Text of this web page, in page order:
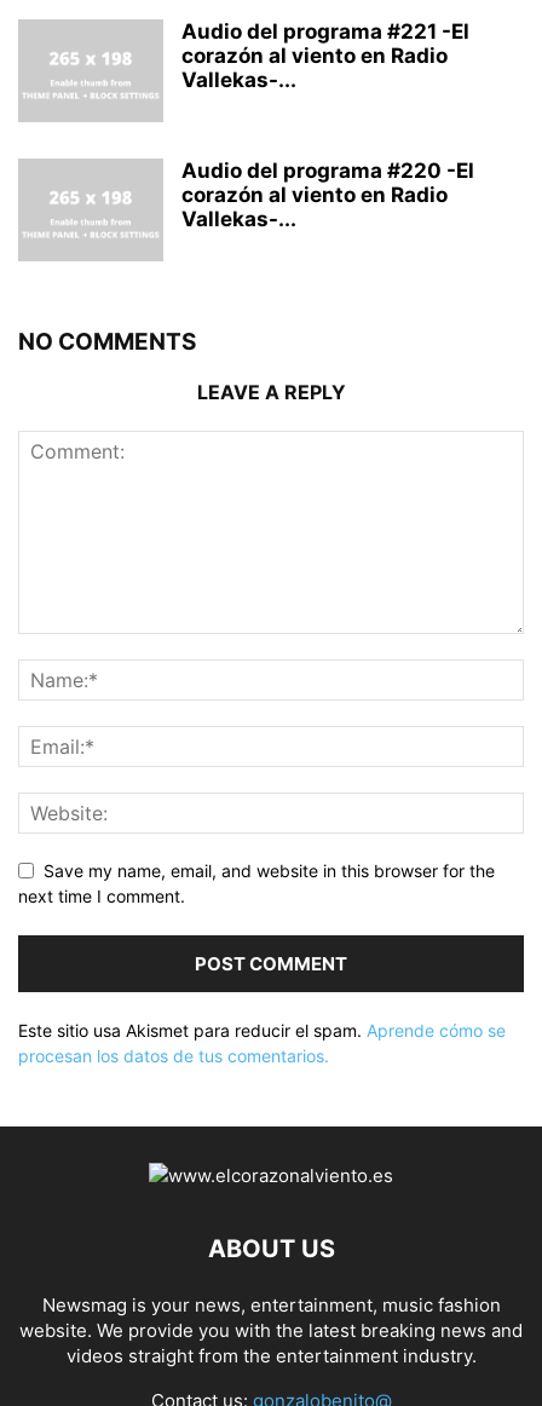
Audio del programa #221 -El
corazón al viento en Radio
Vallekas-...
Audio del programa #220 -El
corazón al viento en Radio
Vallekas-...
NO COMMENTS
LEAVE A REPLY
Save my name, email, and website in this browser for the
next time I comment.
Este sitio usa Akismet para reducir el spam. Aprende cómo se
procesan los datos de tus comentarios.
ABOUT US
Newsmag is your news, entertainment, music fashion
website. We provide you with the latest breaking news and
videos straight from the entertainment industry.
Contact us: gonzalobenito@